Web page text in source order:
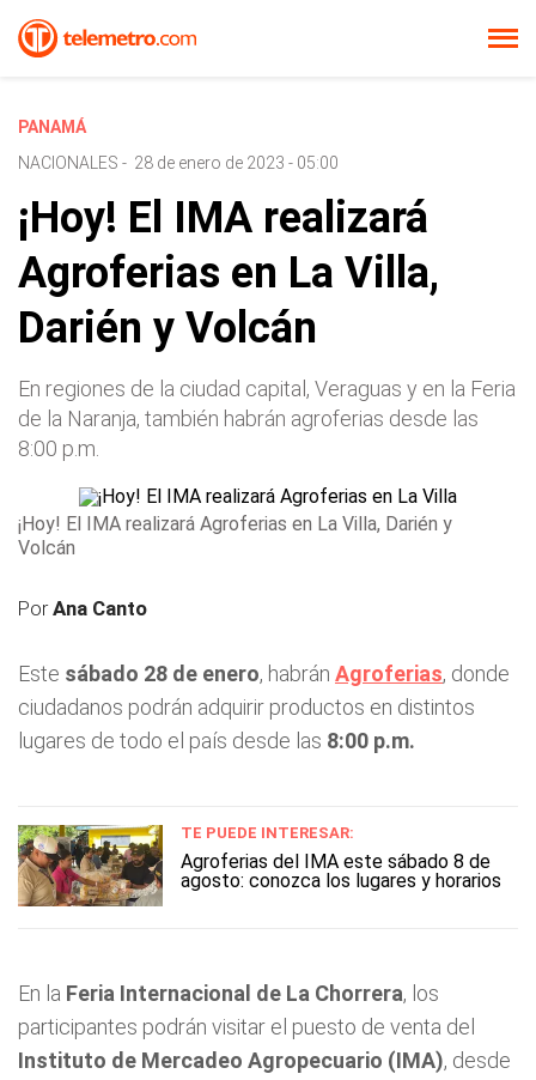
PANAMÁ
NACIONALES - 28 de enero de 2023 - 05:00
¡Hoy! El IMA realizará
Agroferias en La Villa,
Darién y Volcán
En regiones de la ciudad capital, Veraguas y en la Feria
de la Naranja, también habrán agroferias desde las
8:00 p.m.
¡Hoy! El IMA realizará Agroferias en La Villa, Darién y
Volcán
PorAna Canto
Este sábado 28 de enero, habrán Agroferias, donde
ciudadanos podrán adquirir productos en distintos
lugares de todo el país desde las 8:00 p.m.
TE PUEDE INTERESAR:
Agroferias del IMA este sábado 8 de
agosto: conozca los lugares y horarios
En la Feria Internacional de La Chorrera, los
participantes podrán visitar el puesto de venta del
Instituto de Mercadeo Agropecuario (IMA), desde